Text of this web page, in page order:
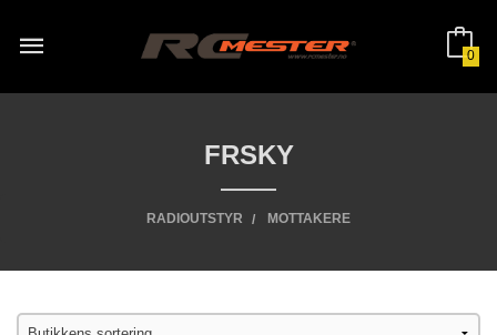
innholdet
0
FRSKY
RADIOUTSTYR MOTTAKERE